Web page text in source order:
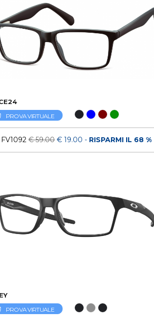
PROVA VIRTUALE
FV1092 € 59.00 € 19.00 - RISPARMI IL 68 %
PROVA VIRTUALE